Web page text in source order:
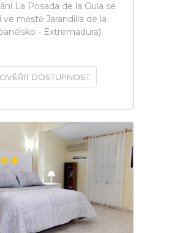
La Posada de la Gula se
ve městě Jarandilla de la
- Extremadura).
OVĚŘIT DOSTUPNOST